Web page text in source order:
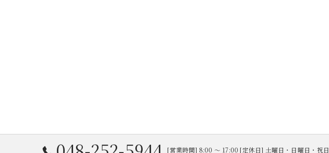
[営業時間] 8:00 ～ 17:00 [定休日] 土曜日・日曜日・祝日